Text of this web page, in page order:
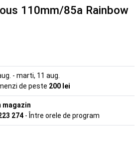
110mm/85a Rainbow
- marti, 11 aug.
de peste 200 lei
magazin
274 - Între orele de program